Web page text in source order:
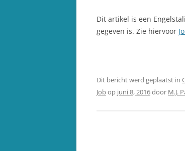
Dit artikel is een
gegeven is. Zie hiervoor
Dit bericht werd geplaatst in
Jobop juni 8, 2016door M.J.